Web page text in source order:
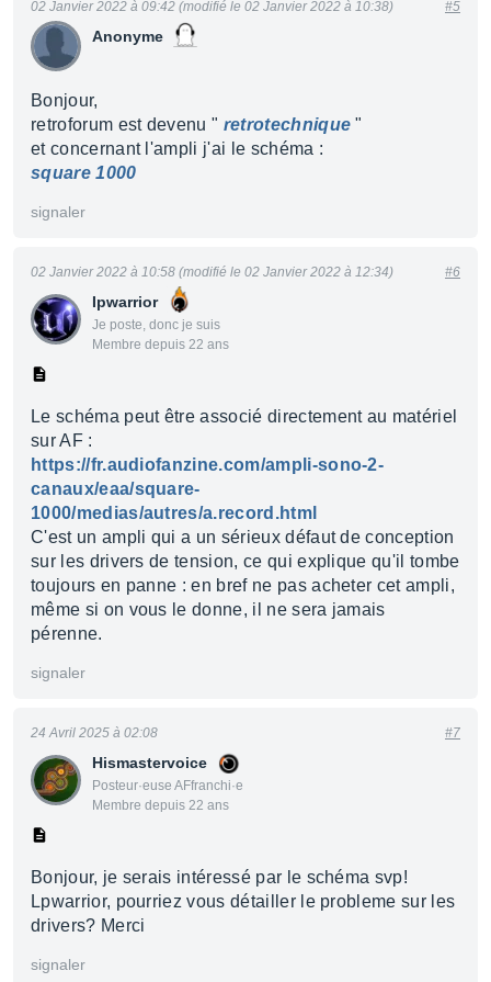
Anonyme
02 Janvier 2022 à 09:42 (modifié le 02 Janvier 2022 à 10:38) #5
Bonjour,
retroforum est devenu " retrotechnique "
et concernant l'ampli j'ai le schéma :
square 1000
signaler
Ipwarrior
Je poste, donc je suis
Membre depuis 22 ans
02 Janvier 2022 à 10:58 (modifié le 02 Janvier 2022 à 12:34) #6
Le schéma peut être associé directement au matériel
sur AF :
https://fr.audiofanzine.com/ampli-sono-2-
canaux/eaa/square-
1000/medias/autres/a.record.html
C'est un ampli qui a un sérieux défaut de conception
sur les drivers de tension, ce qui explique qu'il tombe
toujours en panne : en bref ne pas acheter cet ampli,
même si on vous le donne, il ne sera jamais
pérenne.
signaler
Hismastervoice
Posteur·euse AFfranchi·e
Membre depuis 22 ans
24 Avril 2025 à 02:08 #7
Bonjour, je serais intéressé par le schéma svp!
Lpwarrior, pourriez vous détailler le probleme sur les
drivers? Merci
signaler